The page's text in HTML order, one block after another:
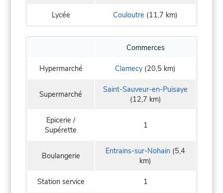
Lycée Couloutre (11,7 km)
Commerces
Hypermarché Clamecy (20,5 km)
Supermarché
Saint-Sauveur-en-Puisaye
(12,7 km)
Epicerie /
Supérette
1
Boulangerie Entrains-sur-Nohain (5,4
km)
Station service 1